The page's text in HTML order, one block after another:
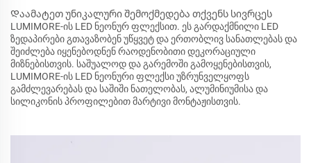
Დაამატეთ უნიკალური შემოქმედება თქვენს სივრცეს
LUMIMORE-ის LED ნეონურ ფლექსით. ეს გარდაქმნილი LED
ზედაპირები გთავაზობენ უწყვეტ და ერთობლივ სანათლებას და
შეიძლება იყენებოდნენ რაოდენობითი დეკორაციული
მიზნებისთვის. საშუალოდ და გარემოში გამოყენებისთვის,
LUMIMORE-ის LED ნეონური ფლექსი უზრუნველყოფს
გამძლევარებას და საშიში ნათელობას, ალუმინიუმისა და
სილიკონის პროფილებით მარტივი მონტაჟისთვის.